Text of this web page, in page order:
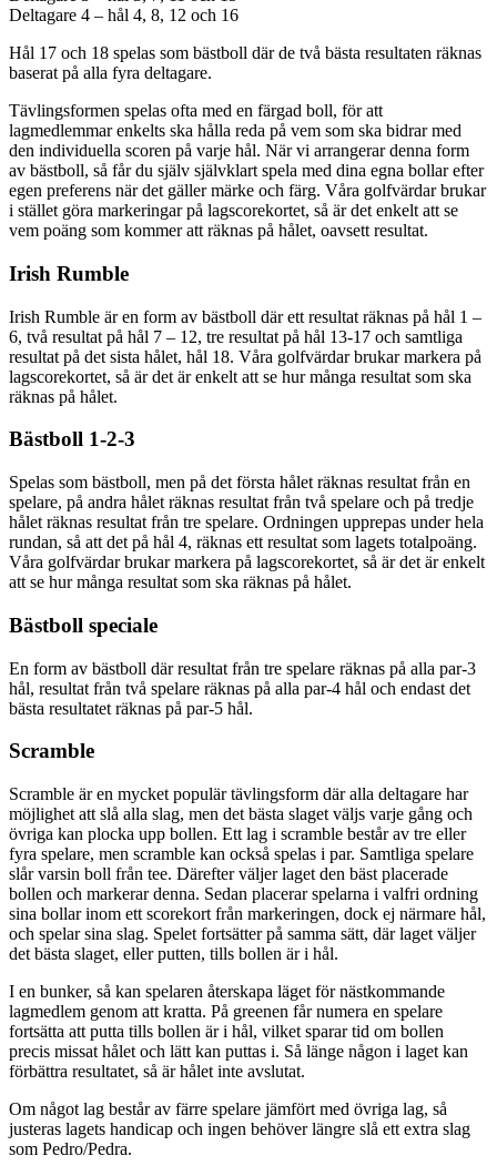
Deltagare 4 – hål 4, 8, 12 och 16
Hål 17 och 18 spelas som bästboll där de två bästa resultaten räknas
baserat på alla fyra deltagare.
Tävlingsformen spelas ofta med en färgad boll, för att
lagmedlemmar enkelts ska hålla reda på vem som ska bidrar med
den individuella scoren på varje hål. När vi arrangerar denna form
av bästboll, så får du själv självklart spela med dina egna bollar efter
egen preferens när det gäller märke och färg. Våra golfvärdar brukar
i stället göra markeringar på lagscorekortet, så är det enkelt att se
vem poäng som kommer att räknas på hålet, oavsett resultat.
Irish Rumble
Irish Rumble är en form av bästboll där ett resultat räknas på hål 1 –
6, två resultat på hål 7 – 12, tre resultat på hål 13-17 och samtliga
resultat på det sista hålet, hål 18. Våra golfvärdar brukar markera på
lagscorekortet, så är det är enkelt att se hur många resultat som ska
räknas på hålet.
Bästboll 1-2-3
Spelas som bästboll, men på det första hålet räknas resultat från en
spelare, på andra hålet räknas resultat från två spelare och på tredje
hålet räknas resultat från tre spelare. Ordningen upprepas under hela
rundan, så att det på hål 4, räknas ett resultat som lagets totalpoäng.
Våra golfvärdar brukar markera på lagscorekortet, så är det är enkelt
att se hur många resultat som ska räknas på hålet.
Bästboll speciale
En form av bästboll där resultat från tre spelare räknas på alla par-3
hål, resultat från två spelare räknas på alla par-4 hål och endast det
bästa resultatet räknas på par-5 hål.
Scramble
Scramble är en mycket populär tävlingsform där alla deltagare har
möjlighet att slå alla slag, men det bästa slaget väljs varje gång och
övriga kan plocka upp bollen. Ett lag i scramble består av tre eller
fyra spelare, men scramble kan också spelas i par. Samtliga spelare
slår varsin boll från tee. Därefter väljer laget den bäst placerade
bollen och markerar denna. Sedan placerar spelarna i valfri ordning
sina bollar inom ett scorekort från markeringen, dock ej närmare hål,
och spelar sina slag. Spelet fortsätter på samma sätt, där laget väljer
det bästa slaget, eller putten, tills bollen är i hål.
I en bunker, så kan spelaren återskapa läget för nästkommande
lagmedlem genom att kratta. På greenen får numera en spelare
fortsätta att putta tills bollen är i hål, vilket sparar tid om bollen
precis missat hålet och lätt kan puttas i. Så länge någon i laget kan
förbättra resultatet, så är hålet inte avslutat.
Om något lag består av färre spelare jämfört med övriga lag, så
justeras lagets handicap och ingen behöver längre slå ett extra slag
som Pedro/Pedra.